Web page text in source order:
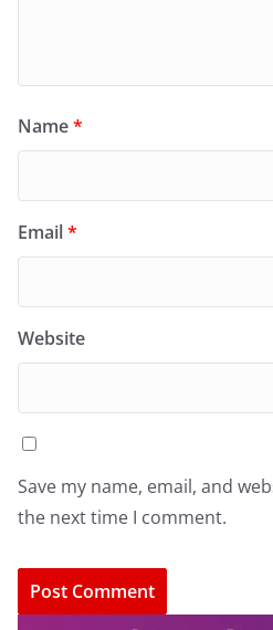
Name*
Email*
Website
Save my name, email, and
the next time I comment.